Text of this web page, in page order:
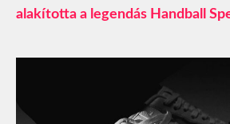
alakította a legendás Handball